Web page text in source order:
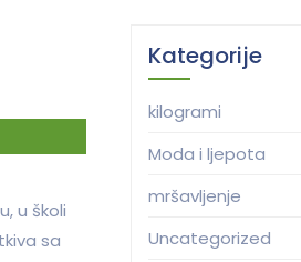
u školi
sa
Kategorije
kilogrami
Moda i ljepota
mršavljenje
Uncategorized